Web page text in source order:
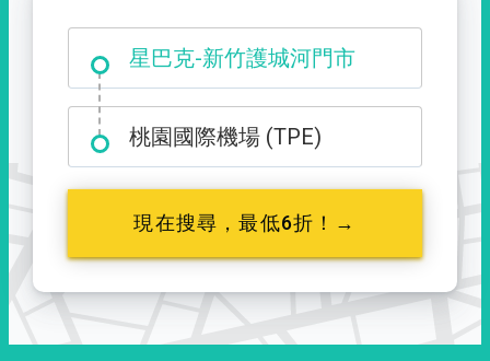
大霸尖山登山口
桃園國際機場 (TPE)
現在搜尋，最低6折！→